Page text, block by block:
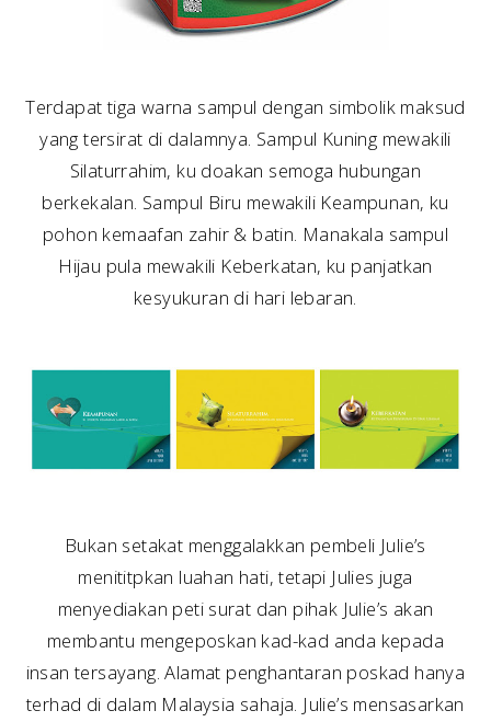
Terdapat tiga warna sampul dengan simbolik maksud
yang tersirat di dalamnya. Sampul Kuning mewakili
Silaturrahim, ku doakan semoga hubungan
berkekalan. Sampul Biru mewakili Keampunan, ku
pohon kemaafan zahir & batin. Manakala sampul
Hijau pula mewakili Keberkatan, ku panjatkan
kesyukuran di hari lebaran.
Bukan setakat menggalakkan pembeli Julie’s
menititpkan luahan hati, tetapi Julies juga
menyediakan peti surat dan pihak Julie’s akan
membantu mengeposkan kad-kad anda kepada
insan tersayang. Alamat penghantaran poskad hanya
terhad di dalam Malaysia sahaja. Julie’s mensasarkan